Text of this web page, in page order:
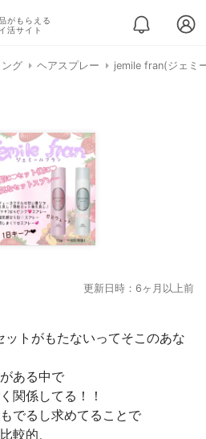
がもらえる
活サイト
グ ヘアスプレー jemile fran(ジェミ
更新日時：6ヶ月以上前
ットがもたないってそこのあな
ある中で
関係してる！！
でるし求めてることで
較的、